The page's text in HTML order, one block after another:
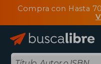
Compra con Hasta